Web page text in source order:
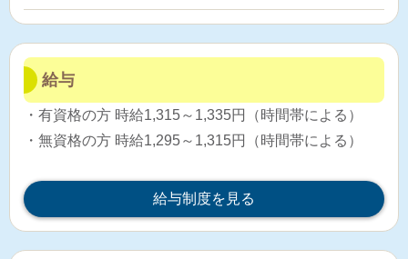
給与
・有資格の方 時給1,315～1,335円（時間帯による）
・無資格の方 時給1,295～1,315円（時間帯による）
給与制度を見る